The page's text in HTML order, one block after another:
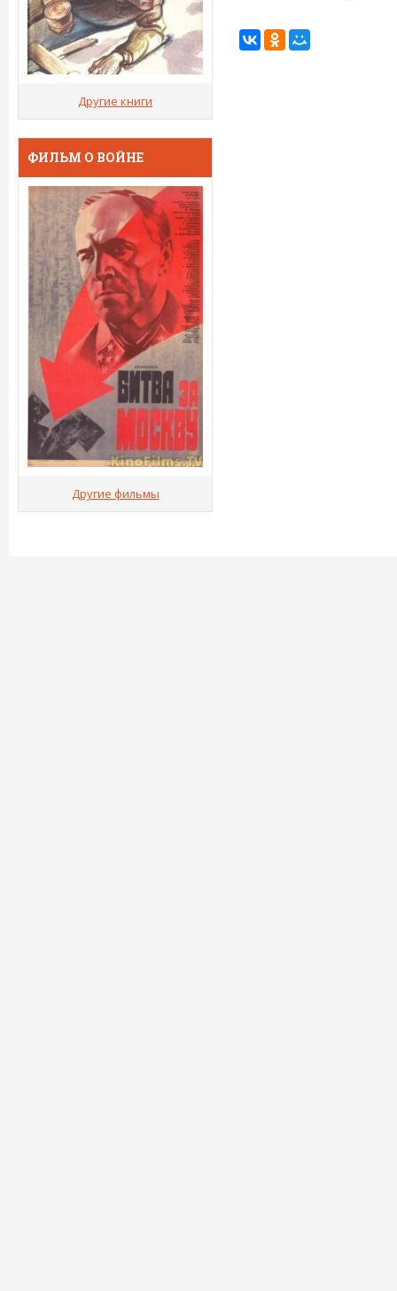
Другие книги
ФИЛЬМ О ВОЙНЕ
Другие фильмы